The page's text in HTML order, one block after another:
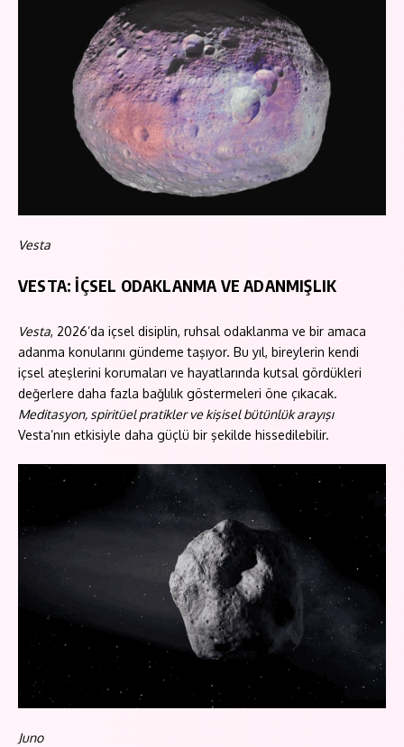
Vesta
VESTA: İÇSEL ODAKLANMA VE ADANMIŞLIK
Vesta, 2026’da içsel disiplin, ruhsal odaklanma ve bir amaca
adanma konularını gündeme taşıyor. Bu yıl, bireylerin kendi
içsel ateşlerini korumaları ve hayatlarında kutsal gördükleri
değerlere daha fazla bağlılık göstermeleri öne çıkacak.
Meditasyon, spiritüel pratikler ve kişisel bütünlük arayışı
Vesta’nın etkisiyle daha güçlü bir şekilde hissedilebilir.
Juno